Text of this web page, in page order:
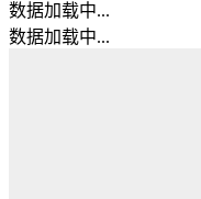
数据加载中...
数据加载中...